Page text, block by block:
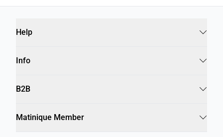
Help
Info
B2B
Matinique Member